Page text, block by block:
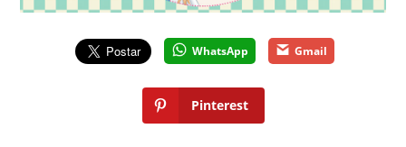
WhatsApp Gmail
Pinterest